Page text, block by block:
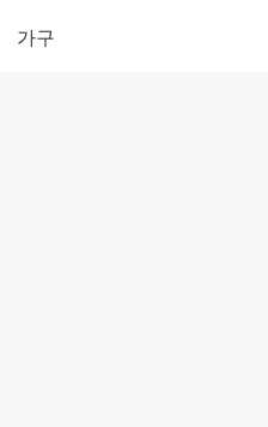
가구